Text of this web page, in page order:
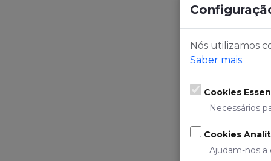
Nós utilizamos
Saber mais.
Cookies
Necessários
Cookies
Ajudam-nos